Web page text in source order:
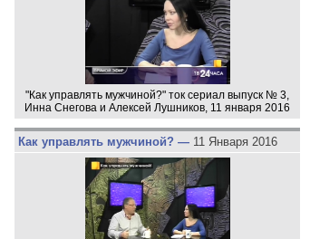
"Как управлять мужчиной?" ток сериал выпуск № 3,
Инна Снегова и Алексей Лушников, 11 января 2016
Как управлять мужчиной? — 11 Января 2016